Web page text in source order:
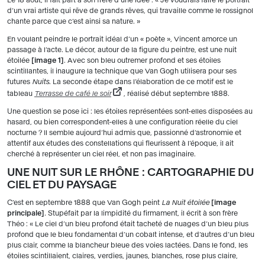
d’un vrai artiste qui rêve de grands rêves, qui travaille comme le rossignol
chante parce que c’est ainsi sa nature. »
En voulant peindre le portrait idéal d’un « poète », Vincent amorce un
passage à l’acte. Le décor, autour de la figure du peintre, est une nuit
étoilée
image 1
. Avec son bleu outremer profond et ses étoiles
scintillantes, il inaugure la technique que Van Gogh utilisera pour ses
futures Nuits. La seconde étape dans l’élaboration de ce motif est le
tableau Terrasse de café le soir , réalisé début septembre 1888.
Une question se pose ici : les étoiles représentées sont-elles disposées au
hasard, ou bien correspondent-elles à une configuration réelle du ciel
nocturne ? Il semble aujourd’hui admis que, passionné d’astronomie et
attentif aux études des constellations qui fleurissent à l’époque, il ait
cherché à représenter un ciel réel, et non pas imaginaire.
UNE NUIT SUR LE RHÔNE : CARTOGRAPHIE DU
CIEL ET DU PAYSAGE
C’est en septembre 1888 que Van Gogh peint La Nuit étoilée
image
principale . Stupéfait par la limpidité du firmament, il écrit à son frère
Théo : « Le ciel d’un bleu profond était tacheté de nuages d’un bleu plus
profond que le bleu fondamental d’un cobalt intense, et d’autres d’un bleu
plus clair, comme la blancheur bleue des voies lactées. Dans le fond, les
étoiles scintillaient, claires, verdies, jaunes, blanches, rose plus claire,